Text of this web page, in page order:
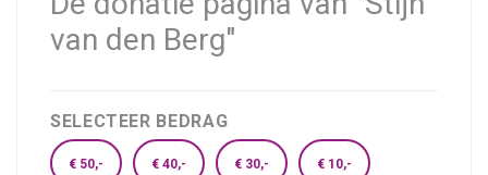
van den Berg"
SELECTEER BEDRAG
€ 50,- € 40,- € 30,- € 10,-